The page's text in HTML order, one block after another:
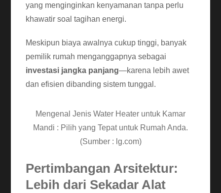
yang menginginkan kenyamanan tanpa perlu
khawatir soal tagihan energi.
Meskipun biaya awalnya cukup tinggi, banyak
pemilik rumah menganggapnya sebagai
investasi jangka panjang—karena lebih awet
dan efisien dibanding sistem tunggal.
Mengenal Jenis Water Heater untuk Kamar
Mandi : Pilih yang Tepat untuk Rumah Anda.
(Sumber : lg.com)
Pertimbangan Arsitektur:
Lebih dari Sekadar Alat